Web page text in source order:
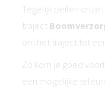
Tegelijk peilen onze
traject
om het traject tot
Zo kom je goed
een mogelijke